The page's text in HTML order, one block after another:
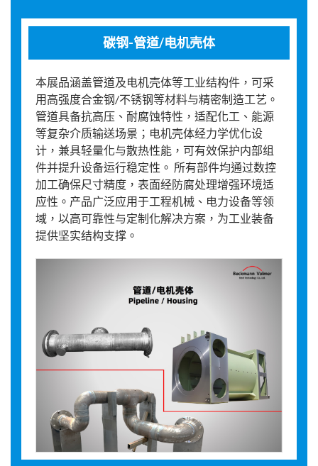
碳钢-管道/电机壳体
本展品涵盖管道及电机壳体等工业结构件，可采
用高强度合金钢/不锈钢等材料与精密制造工艺。
管道具备抗高压、耐腐蚀特性，适配化工、能源
等复杂介质输送场景；电机壳体经力学优化设
计，兼具轻量化与散热性能，可有效保护内部组
件并提升设备运行稳定性。 所有部件均通过数控
加工确保尺寸精度，表面经防腐处理增强环境适
应性。产品广泛应用于工程机械、电力设备等领
域，以高可靠性与定制化解决方案，为工业装备
提供坚实结构支撑。